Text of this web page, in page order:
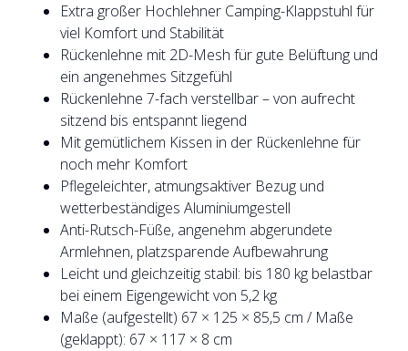
Extra großer Hochlehner Camping-Klappstuhl für
viel Komfort und Stabilität
Rückenlehne mit 2D-Mesh für gute Belüftung und
ein angenehmes Sitzgefühl
Rückenlehne 7-fach verstellbar – von aufrecht
sitzend bis entspannt liegend
Mit gemütlichem Kissen in der Rückenlehne für
noch mehr Komfort
Pflegeleichter, atmungsaktiver Bezug und
wetterbeständiges Aluminiumgestell
Anti-Rutsch-Füße, angenehm abgerundete
Armlehnen, platzsparende Aufbewahrung
Leicht und gleichzeitig stabil: bis 180 kg belastbar
bei einem Eigengewicht von 5,2 kg
Maße (aufgestellt) 67 × 125 × 85,5 cm / Maße
(geklappt): 67 × 117 × 8 cm